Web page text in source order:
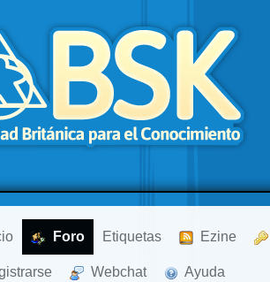
Foro Etiquetas Ezine
Webchat Ayuda